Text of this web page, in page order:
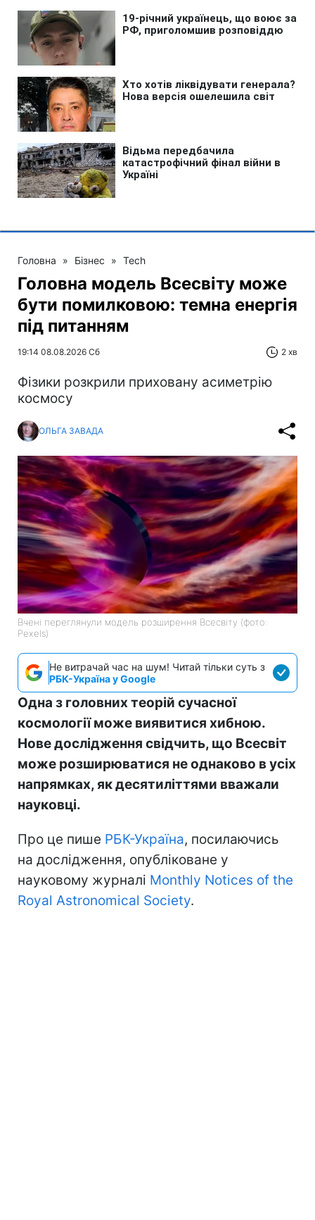
Головна » Бізнес » Tech
Головна модель Всесвіту може
бути помилковою: темна енергія
під питанням
19:14 08.08.2026 Сб 2 хв
Фізики розкрили приховану асиметрію
космосу
ОЛЬГА ЗАВАДА
Вчені переглянули модель розширення Всесвіту (фото:
Pexels)
Не витрачай час на шум! Читай тільки суть з
РБК-Україна у Google
Одна з головних теорій сучасної
космології може виявитися хибною.
Нове дослідження свідчить, що Всесвіт
може розширюватися не однаково в усіх
напрямках, як десятиліттями вважали
науковці.
Про це пише РБК-Україна, посилаючись
на дослідження, опубліковане у
науковому журналі Monthly Notices of the
Royal Astronomical Society.